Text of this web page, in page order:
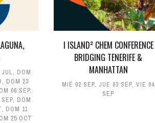
JUL, DOM
, DOM 23
06 SEP,
, DOM
, DOM 11
25 OCT
I ISLAND² CHEM CONFERENCE
BRIDGING TENERIFE &
MANHATTAN
MIÉ 02 SEP, JUE 03 SEP,VIE 04
SEP